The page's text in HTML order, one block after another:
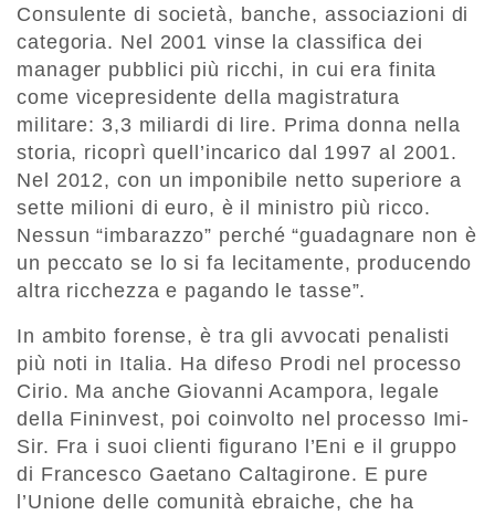
Consulente di società, banche, associazioni di
categoria. Nel 2001 vinse la classifica dei
manager pubblici più ricchi, in cui era finita
come vicepresidente della magistratura
militare: 3,3 miliardi di lire. Prima donna nella
storia, ricoprì quell’incarico dal 1997 al 2001.
Nel 2012, con un imponibile netto superiore a
sette milioni di euro, è il ministro più ricco.
Nessun “imbarazzo” perché “guadagnare non è
un peccato se lo si fa lecitamente, producendo
altra ricchezza e pagando le tasse”.
In ambito forense, è tra gli avvocati penalisti
più noti in Italia. Ha difeso Prodi nel processo
Cirio. Ma anche Giovanni Acampora, legale
della Fininvest, poi coinvolto nel processo Imi-
Sir. Fra i suoi clienti figurano l’Eni e il gruppo
di Francesco Gaetano Caltagirone. E pure
l’Unione delle comunità ebraiche, che ha